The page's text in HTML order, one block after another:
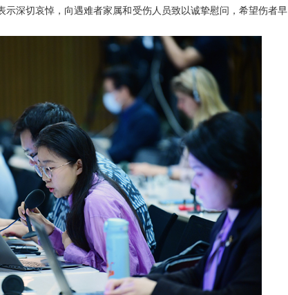
深切哀悼，向遇难者家属和受伤人员致以诚挚慰问，希望伤者